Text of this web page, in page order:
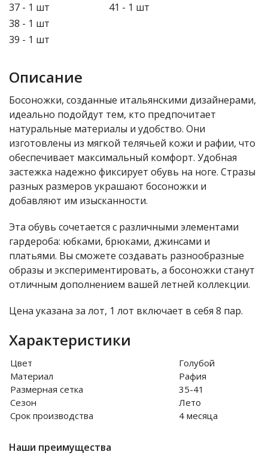
37 - 1 шт
38 - 1 шт
39 - 1 шт
41 - 1 шт
Описание
Босоножки, созданные итальянскими дизайнерами,
идеально подойдут тем, кто предпочитает
натуральные материалы и удобство. Они
изготовлены из мягкой телячьей кожи и рафии, что
обеспечивает максимальный комфорт. Удобная
застежка надежно фиксирует обувь на ноге. Стразы
разных размеров украшают босоножки и
добавляют им изысканности.
Эта обувь сочетается с различными элементами
гардероба: юбками, брюками, джинсами и
платьями. Вы сможете создавать разнообразные
образы и экспериментировать, а босоножки станут
отличным дополнением вашей летней коллекции.
Цена указана за лот, 1 лот включает в себя 8 пар.
Характеристики
Цвет
Голубой
Материал
Рафия
Размерная сетка
35-41
Сезон
Лето
Срок производства
4 месяца
Наши преимущества